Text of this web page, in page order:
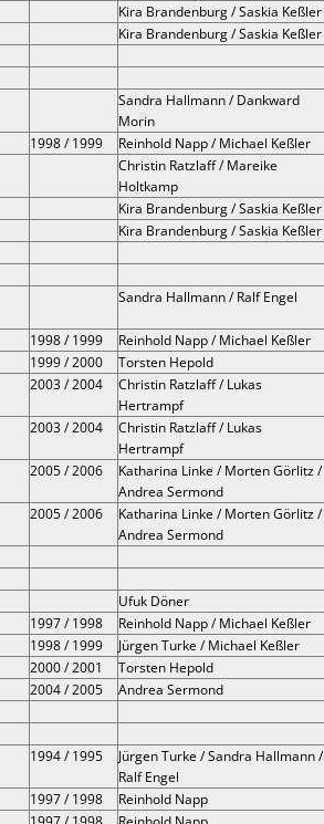
Kira Brandenburg / Saskia Keßler
Kira Brandenburg / Saskia Keßler
Sandra Hallmann / Dankward
Morin
1998 / 1999 Reinhold Napp / Michael Keßler
Christin Ratzlaff / Mareike
Holtkamp
Kira Brandenburg / Saskia Keßler
Kira Brandenburg / Saskia Keßler
Sandra Hallmann / Ralf Engel
1998 / 1999 Reinhold Napp / Michael Keßler
1999 / 2000 Torsten Hepold
2003 / 2004
Christin Ratzlaff / Lukas
Hertrampf
2003 / 2004
Christin Ratzlaff / Lukas
Hertrampf
2005 / 2006
Katharina Linke / Morten Görlitz /
Andrea Sermond
2005 / 2006
Katharina Linke / Morten Görlitz /
Andrea Sermond
Ufuk Döner
1997 / 1998 Reinhold Napp / Michael Keßler
1998 / 1999 Jürgen Turke / Michael Keßler
2000 / 2001 Torsten Hepold
2004 / 2005 Andrea Sermond
1994 / 1995
Jürgen Turke / Sandra Hallmann /
Ralf Engel
1997 / 1998 Reinhold Napp